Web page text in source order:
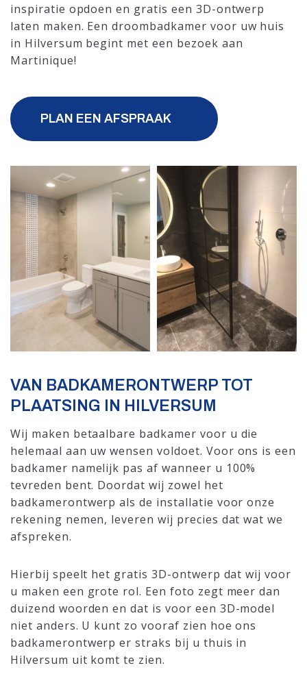
inspiratie opdoen en gratis een 3D-ontwerp
laten maken. Een droombadkamer voor uw huis
in Hilversum begint met een bezoek aan
Martinique!
PLAN EEN AFSPRAAK
VAN BADKAMERONTWERP TOT
PLAATSING IN HILVERSUM
Wij maken betaalbare badkamer voor u die
helemaal aan uw wensen voldoet. Voor ons is een
badkamer namelijk pas af wanneer u 100%
tevreden bent. Doordat wij zowel het
badkamerontwerp als de installatie voor onze
rekening nemen, leveren wij precies dat wat we
afspreken.
Hierbij speelt het gratis 3D-ontwerp dat wij voor
u maken een grote rol. Een foto zegt meer dan
duizend woorden en dat is voor een 3D-model
niet anders. U kunt zo vooraf zien hoe ons
badkamerontwerp er straks bij u thuis in
Hilversum uit komt te zien.